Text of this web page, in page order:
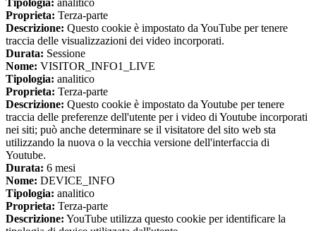
Tipologia: analitico
Proprieta: Terza-parte
Descrizione: Questo cookie è impostato da YouTube per tenere
traccia delle visualizzazioni dei video incorporati.
Durata: Sessione
Nome: VISITOR_INFO1_LIVE
Tipologia: analitico
Proprieta: Terza-parte
Descrizione: Questo cookie è impostato da Youtube per tenere
traccia delle preferenze dell'utente per i video di Youtube incorporati
nei siti; può anche determinare se il visitatore del sito web sta
utilizzando la nuova o la vecchia versione dell'interfaccia di
Youtube.
Durata: 6 mesi
Nome: DEVICE_INFO
Tipologia: analitico
Proprieta: Terza-parte
Descrizione: YouTube utilizza questo cookie per identificare la